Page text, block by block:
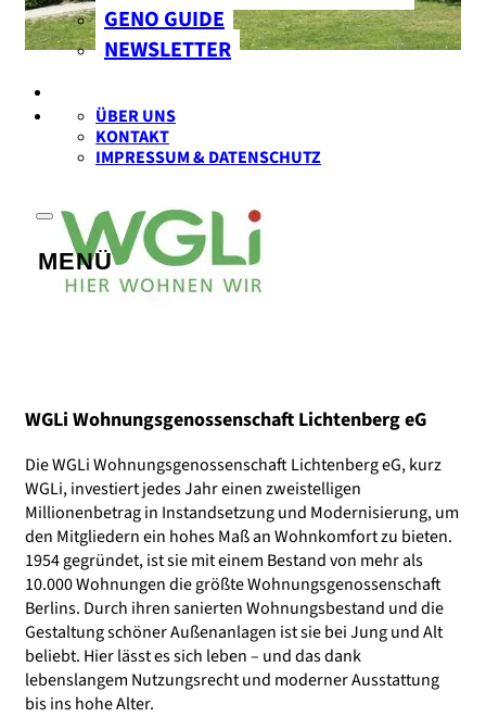
GENO GUIDE
NEWSLETTER
ÜBER UNS
KONTAKT
IMPRESSUM & DATENSCHUTZ
WGLi Wohnungsgenossenschaft Lichtenberg eG
Die WGLi Wohnungsgenossenschaft Lichtenberg eG, kurz
WGLi, investiert jedes Jahr einen zweistelligen
Millionenbetrag in Instandsetzung und Modernisierung, um
den Mitgliedern ein hohes Maß an Wohnkomfort zu bieten.
1954 gegründet, ist sie mit einem Bestand von mehr als
10.000 Wohnungen die größte Wohnungsgenossenschaft
Berlins. Durch ihren sanierten Wohnungsbestand und die
Gestaltung schöner Außenanlagen ist sie bei Jung und Alt
beliebt. Hier lässt es sich leben – und das dank
lebenslangem Nutzungsrecht und moderner Ausstattung
bis ins hohe Alter.